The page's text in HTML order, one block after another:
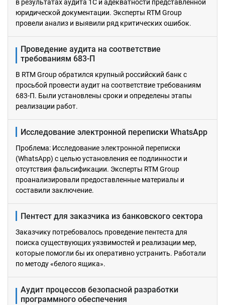
в результатах аудита 1С и адекватности представленной
юридической документации. Эксперты RTM Group
провели анализ и выявили ряд критических ошибок.
Проведение аудита на соответствие
требованиям 683-П
В RTM Group обратился крупный российский банк с
просьбой провести аудит на соответствие требованиям
683-П. Были установлены сроки и определены этапы
реализации работ.
Исследование электронной переписки WhatsApp
Проблема: Исследование электронной переписки
(WhatsApp) с целью установления ее подлинности и
отсутствия фальсификации. Эксперты RTM Group
проанализировали предоставленные материалы и
составили заключение.
Пентест для заказчика из банковского сектора
Заказчику потребовалось проведение пентеста для
поиска существующих уязвимостей и реализации мер,
которые помогли бы их оперативно устранить. Работали
по методу «белого ящика».
Аудит процессов безопасной разработки
программного обеспечения